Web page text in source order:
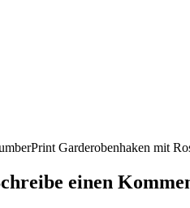
Garderobenhaken mit
einen